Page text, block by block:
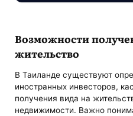
Возможности
жительство
В Таиланде существуют
иностранных инвесторов,
получения вида на
недвижимости. Важно